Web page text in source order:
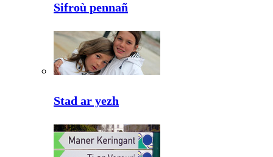
Sifroù pennañ
Stad ar yezh